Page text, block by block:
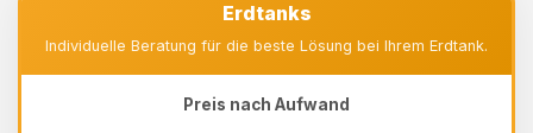
Erdtanks
Individuelle Beratung für die beste Lösung bei Ihrem Erdtank.
Preis nach Aufwand